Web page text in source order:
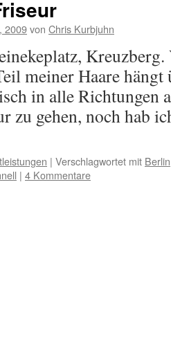
2009von Chris Kurbjuhn
meiner Haare
in alle Richtungen
zu gehen, noch hab
| Verschlagwortet mit Berlin
| 4 Kommentare